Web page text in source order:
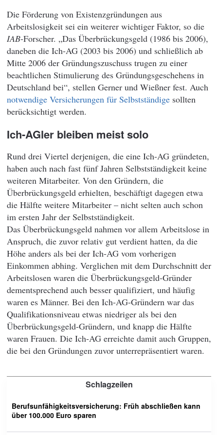
Die Förderung von Existenzgründungen aus
Arbeitslosigkeit sei ein weiterer wichtiger Faktor, so die
IAB-Forscher. „Das Überbrückungsgeld (1986 bis 2006),
daneben die Ich-AG (2003 bis 2006) und schließlich ab
Mitte 2006 der Gründungszuschuss trugen zu einer
beachtlichen Stimulierung des Gründungsgeschehens in
Deutschland bei“, stellen Gerner und Wießner fest. Auch
notwendige Versicherungen für Selbstständige sollten
berücksichtigt werden.
Ich-AGler bleiben meist solo
Rund drei Viertel derjenigen, die eine Ich-AG gründeten,
haben auch nach fast fünf Jahren Selbstständigkeit keine
weiteren Mitarbeiter. Von den Gründern, die
Überbrückungsgeld erhielten, beschäftigt dagegen etwa
die Hälfte weitere Mitarbeiter – nicht selten auch schon
im ersten Jahr der Selbstständigkeit.
Das Überbrückungsgeld nahmen vor allem Arbeitslose in
Anspruch, die zuvor relativ gut verdient hatten, da die
Höhe anders als bei der Ich-AG vom vorherigen
Einkommen abhing. Verglichen mit dem Durchschnitt der
Arbeitslosen waren die Überbrückungsgeld-Gründer
dementsprechend auch besser qualifiziert, und häufig
waren es Männer. Bei den Ich-AG-Gründern war das
Qualifikationsniveau etwas niedriger als bei den
Überbrückungsgeld-Gründern, und knapp die Hälfte
waren Frauen. Die Ich-AG erreichte damit auch Gruppen,
die bei den Gründungen zuvor unterrepräsentiert waren.
Schlagzeilen
Berufsunfähigkeitsversicherung: Früh abschließen kann
über 100.000 Euro sparen